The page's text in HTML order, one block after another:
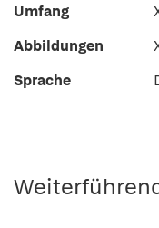
Umfang
Abbildungen
Sprache